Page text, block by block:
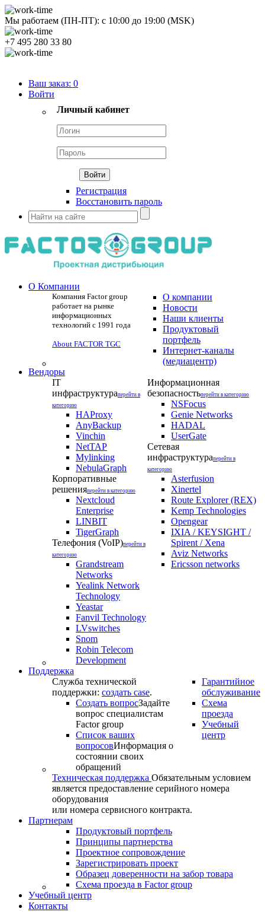
Мы работаем (ПН-ПТ): с 10:00 до 19:00 (MSK)
+7 495 280 33 80
Ваш заказ: 0
Войти
Личный кабинет
Регистрация
Восстановить пароль
О Компании
Компания Factor group
работает на рынке
информационных
технологий с 1991 года
About FACTOR TGC
О компании
Новости
Наши клиенты
Продуктовый
портфель
Интернет-каналы
(медиацентр)
Вендоры
IT
инфраструктураперейти в
категорию
HAProxy
AnyBackup
Vinchin
NetTAP
Mylinking
NebulaGraph
Корпоративные
решенияперейти в категорию
Nextcloud
Enterprise
LINBIT
TigerGraph
Телефония (VoIP)перейти в
категорию
Grandstream
Networks
Yealink Network
Technology
Yeastar
Fanvil Technology
LVswitches
Snom
Robin Telecom
Development
Информационная
безопасностьперейти в категорию
NSFocus
Genie Networks
HADAL
UserGate
Сетевая
инфраструктураперейти в
категорию
Asterfusion
Xinertel
Route Explorer (REX)
Kemp Technologies
Opengear
IXIA / KEYSIGHT /
Spirent / Xena
Aviz Networks
Ericsson networks
Поддержка
Служба технической
поддержки: создать case.
Создать вопросЗадайте
вопрос специалистам
Factor group
Список ваших
вопросовИнформация о
состоянии своих
обращений
Гарантийное
обслуживание
Схема
проезда
Учебный
центр
Техническая поддержка Обязательным условием
является предоставление серийного номера
оборудования
или номера сервисного контракта.
Партнерам
Продуктовый портфель
Принципы партнерства
Проектное сопровождение
Зарегистрировать проект
Образец доверенности на забор товара
Схема проезда в Factor group
Учебный центр
Контакты